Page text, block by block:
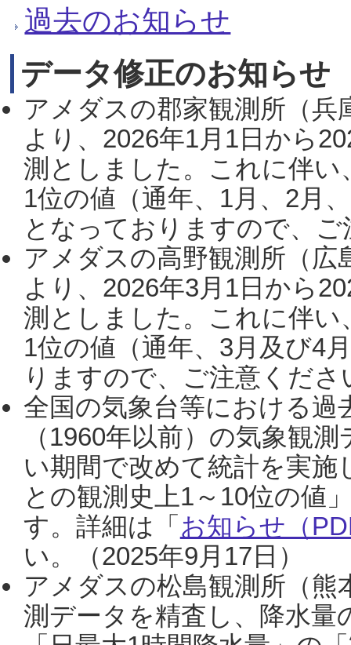
過去のお知らせ
データ修正のお知らせ
アメダスの郡家観測所（
より、2026年1月1日から
測としました。これに伴い
1位の値（通年、1月、2月
となっておりますので、
アメダスの高野観測所（
より、2026年3月1日から
測としました。これに伴い
1位の値（通年、3月及び4
りますので、ご注意くだ
全国の気象台等における過
（1960年以前）の気象観
い期間で改めて統計を実
との観測史上1～10位の値
す。詳細は「 お知らせ（
い。（2025年9月17日）
アメダスの松島観測所（熊
測データを精査し、降水